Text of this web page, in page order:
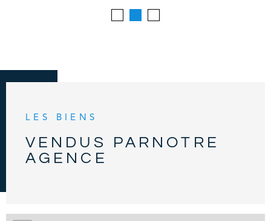
LES BIENS
VENDUS PAR NOTRE
AGENCE